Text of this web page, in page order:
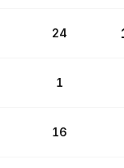
24
1
16